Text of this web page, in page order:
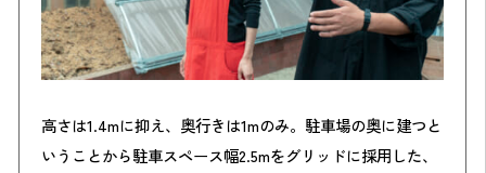
高さは1.4mに抑え、奥行きは1mのみ。駐車場の奥に建つと
いうことから駐車スペース幅2.5mをグリッドに採用した、